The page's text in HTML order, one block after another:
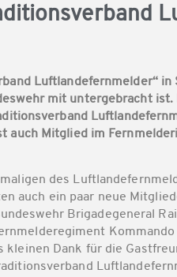
Luftlandefernmelder“
mit untergebracht
auch Mitglied im
des
auch ein paar neue
Brigadegeneral
kleinen Dank für die